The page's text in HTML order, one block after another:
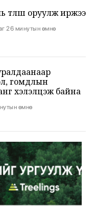
гомдлын
хэлэлцэж байна
өмнө
цуцаллаа